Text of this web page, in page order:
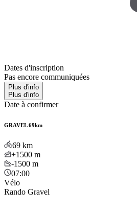
Dates d'inscription
Pas encore communiquées
Plus d'info
Plus d'info
Date à confirmer
GRAVEL 69km
69 km
+1500 m
-1500 m
07:00
Vélo
Rando Gravel